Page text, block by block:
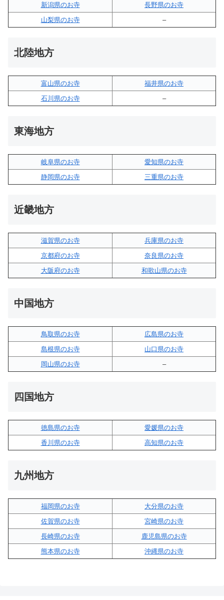
新潟県のお寺
長野県のお寺
山梨県のお寺
–
北陸地方
富山県のお寺
福井県のお寺
石川県のお寺
–
東海地方
岐阜県のお寺
愛知県のお寺
静岡県のお寺
三重県のお寺
近畿地方
滋賀県のお寺
兵庫県のお寺
京都府のお寺
奈良県のお寺
大阪府のお寺
和歌山県のお寺
中国地方
鳥取県のお寺
広島県のお寺
島根県のお寺
山口県のお寺
岡山県のお寺
–
四国地方
徳島県のお寺
愛媛県のお寺
香川県のお寺
高知県のお寺
九州地方
福岡県のお寺
大分県のお寺
佐賀県のお寺
宮崎県のお寺
長崎県のお寺
鹿児島県のお寺
熊本県のお寺
沖縄県のお寺